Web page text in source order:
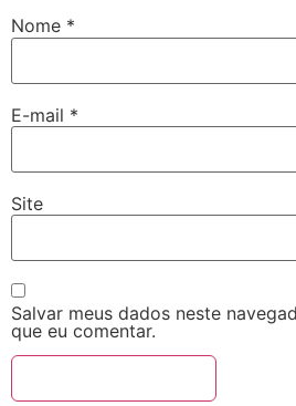
Nome *
E-mail *
Site
Salvar meus dados neste
que eu comentar.